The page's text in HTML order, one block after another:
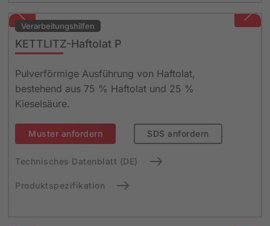
Verarbeitungshilfen
KETTLITZ-Haftolat P
Pulverförmige Ausführung von Haftolat,
bestehend aus 75 % Haftolat und 25 %
Kieselsäure.
Muster anfordern SDS anfordern
Technisches Datenblatt (DE)
Produktspezifikation